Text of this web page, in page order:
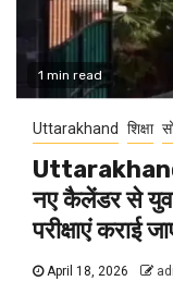
1 min read
Uttarakhand शिक्षा
Uttarakhand:
नए कैलेंडर से
परीक्षाएं कराई
April 18, 2026